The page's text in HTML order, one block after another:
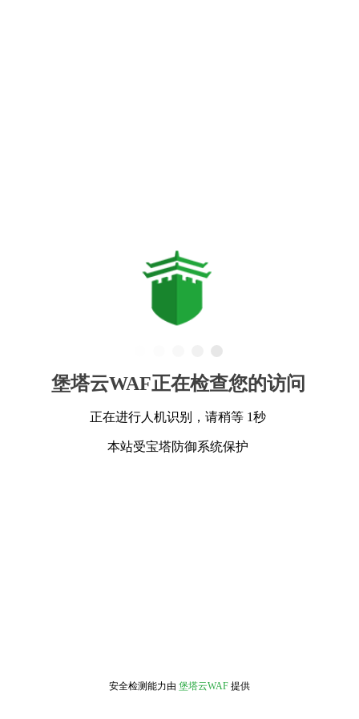
堡塔云WAF正在检查您的访问
正在进行人机识别，请稍等 1秒
本站受宝塔防御系统保护
安全检测能力由 堡塔云WAF 提供